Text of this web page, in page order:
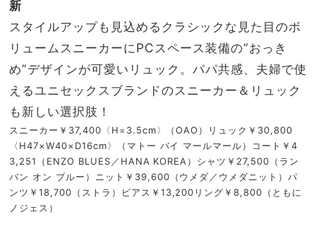
新
スタイルアップも見込めるクラシックな見た目のボ
リュームスニーカーにPCスペース装備の“おっき
め”デザインが可愛いリュック。パパ共感、夫婦で使
えるユニセックスブランドのスニーカー＆リュック
も新しい選択肢！
スニーカー￥37,400〈H=3.5cm〉（OAO）リュック￥30,800
〈H47×W40×D16cm〉（マトー バイ マールマール）コート￥4
3,251（ENZO BLUES／HANA KOREA）シャツ￥27,500（ラン
バン オン ブルー）ニット￥39,600（ウメダ／ウメダニット）パ
ンツ￥18,700（ストラ）ピアス￥13,200リング￥8,800（ともに
ノジェス）